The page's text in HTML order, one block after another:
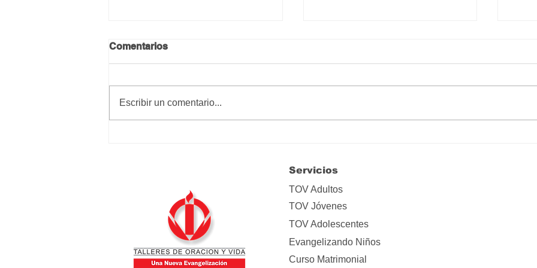
de la luz
Comentarios
Escribir un comentario...
Servicios
TOV Adultos
TOV Jóvenes
TOV Adolescentes
Evangelizando Niños
Curso Matrimonial